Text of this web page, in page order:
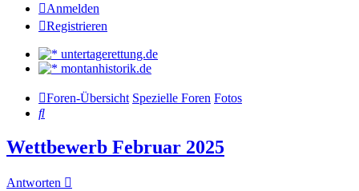
Anmelden
Registrieren
untertagerettung.de
montanhistorik.de
Foren-Übersicht Spezielle Foren Fotos
Suche
Wettbewerb Februar 2025
Antworten